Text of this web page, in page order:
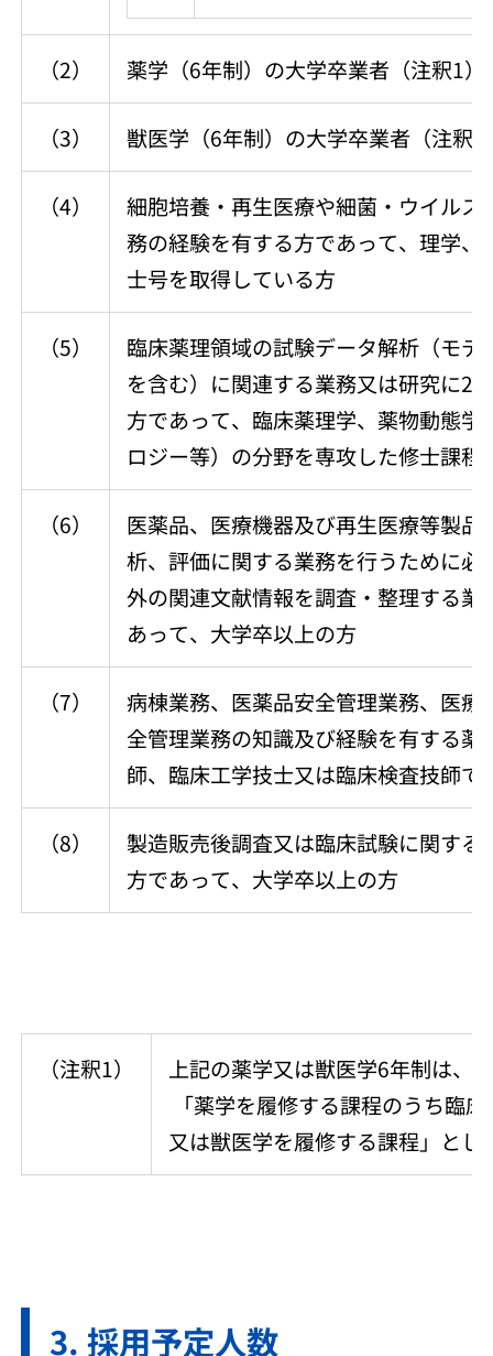
（2） 薬学（6年制）の大学卒業者（注釈1）
（3） 獣医学（6年制）の大学卒業者（注釈1
（4）
細胞培養・再生医療や細菌・ウイル
務の経験を有する方であって、理学
士号を取得している方
（5）
臨床薬理領域の試験データ解析（モ
を含む）に関連する業務又は研究に2
方であって、臨床薬理学、薬物動態
ロジー等）の分野を専攻した修士課
（6）
医薬品、医療機器及び再生医療等製
析、評価に関する業務を行うために
外の関連文献情報を調査・整理する
あって、大学卒以上の方
（7）
病棟業務、医薬品安全管理業務、医
全管理業務の知識及び経験を有する
師、臨床工学技士又は臨床検査技師で
（8）
製造販売後調査又は臨床試験に関す
方であって、大学卒以上の方
（注釈1）
上記の薬学又は獣医学6年制は、
「薬学を履修する課程のうち臨
又は獣医学を履修する課程」と
採用予定人数